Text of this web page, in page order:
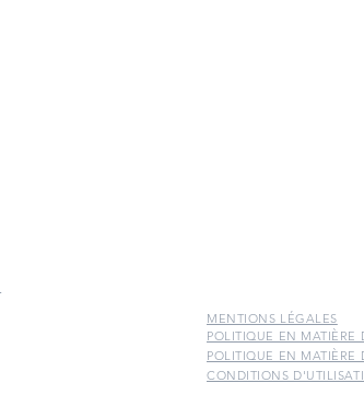
MENTIONS LÉGALES
POLITIQUE EN MATIÈRE
POLITIQUE EN MATIÈRE
CONDITIONS